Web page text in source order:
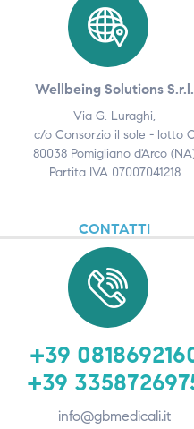
Wellbeing Solutions S.r.l.
Via G. Luraghi,
c/o Consorzio il sole - lotto C
80038 Pomigliano d'Arco
Partita IVA 07007041218
CONTATTI
+39
+39
info@gbmedicali.it